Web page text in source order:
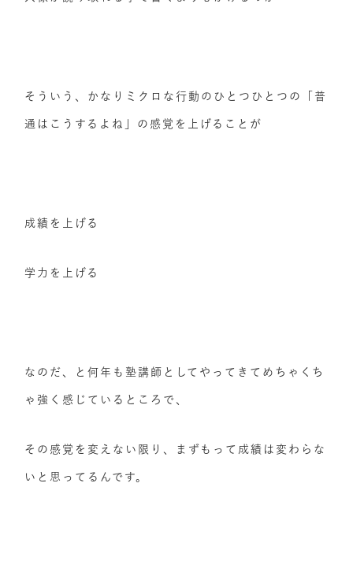
そういう、かなりミクロな行動のひとつひとつの「普
通はこうするよね」の感覚を上げることが
成績を上げる
学力を上げる
なのだ、と何年も塾講師としてやってきてめちゃくち
ゃ強く感じているところで、
その感覚を変えない限り、まずもって成績は変わらな
いと思ってるんです。